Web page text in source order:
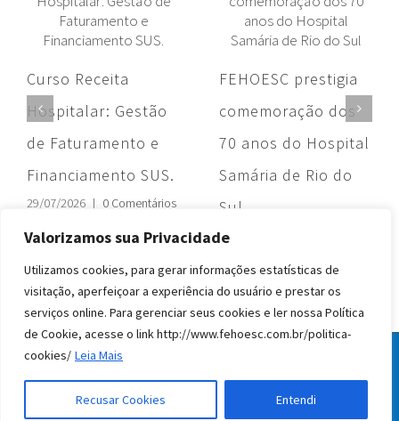
Valorizamos sua Privacidade
Utilizamos cookies, para gerar informações estatísticas de
visitação, aperfeiçoar a experiência do usuário e prestar os
serviços online. Para gerenciar seus cookies e ler nossa Política
de Cookie, acesse o link http://www.fehoesc.com.br/politica-
cookies/ Leia Mais
Recusar Cookies Entendi
Curso Receita
Hospitalar: Gestão
de Faturamento e
Financiamento SUS.
29/07/2026 | 0 Comentários
FEHOESC prestigia
comemoração dos
70 anos do Hospital
Samária de Rio do
Sul
28/07/2026
© Todos os direitos reservados FEHOESC 2020
linkedin